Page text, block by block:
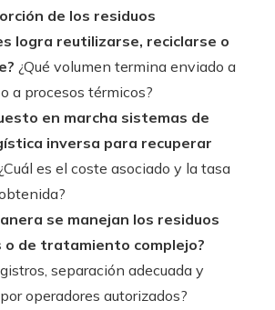
de los residuos
logra reutilizarse, reciclarse o
¿Qué volumen termina enviado a
a procesos térmicos?
en marcha sistemas de
inversa para recuperar
¿Cuál es el coste asociado y la tasa
se manejan los residuos
o de tratamiento complejo?
separación adecuada y
operadores autorizados?